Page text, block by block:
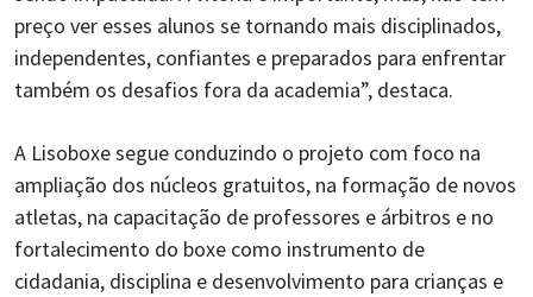
preço ver esses alunos se tornando mais disciplinados,
independentes, confiantes e preparados para enfrentar
também os desafios fora da academia”, destaca.
A Lisoboxe segue conduzindo o projeto com foco na
ampliação dos núcleos gratuitos, na formação de novos
atletas, na capacitação de professores e árbitros e no
fortalecimento do boxe como instrumento de
cidadania, disciplina e desenvolvimento para crianças e